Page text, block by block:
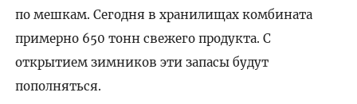
по мешкам. Сегодня в хранилищах комбината
примерно 650 тонн свежего продукта. С
открытием зимников эти запасы будут
пополняться.